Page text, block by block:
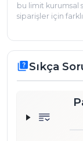
bu limit kurumsal
siparişler için
quizSıkça